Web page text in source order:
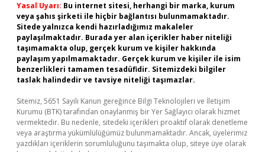
Yasal Uyarı: Bu internet sitesi, herhangi bir marka, kurum
veya şahıs şirketi ile hiçbir bağlantısı bulunmamaktadır.
Sitede yalnızca kendi hazırladığımız makaleler
paylaşılmaktadır. Burada yer alan içerikler haber niteliği
taşımamakta olup, gerçek kurum ve kişiler hakkında
paylaşım yapılmamaktadır. Gerçek kurum ve kişiler ile isim
benzerlikleri tamamen tesadüfidir. Sitemizdeki bilgiler
taslak halindedir ve tavsiye niteliği taşımazlar.
Sitemiz, 5651 Sayılı Kanun gereğince Bilgi Teknolojileri ve İletişim
Kurumu (BTK) tarafından onaylanmış bir Yer Sağlayıcı olarak hizmet
vermektedir. Bu nedenle, sitedeki içerikleri proaktif olarak denetleme
veya araştırma yükümlülüğümüz bulunmamaktadır. Ancak, üyelerimiz
yazdıkları içeriklerin sorumluluğunu taşımakta olup, siteye üye olarak